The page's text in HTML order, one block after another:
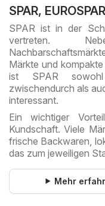
SPAR,
SPAR ist in der
vertreten.
Märkte und
ist SPAR
zwischendurch als
interessant.
Ein wichtiger
Kundschaft. Viele
frische Backwaren,
das zum jeweiligen
Mehr